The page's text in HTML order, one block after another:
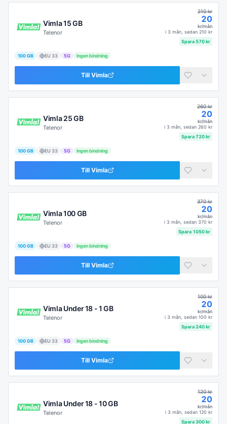
Vimla 15 GB
Telenor
210kr
20
kr/mån
i 3 mån , sedan 210 kr
Spara570kr
100 GB EU 33 5G Ingen bindning
Till Vimla
Vimla 25 GB
Telenor
260kr
20
kr/mån
i 3 mån , sedan 260 kr
Spara720kr
100 GB EU 33 5G Ingen bindning
Till Vimla
Vimla 100 GB
Telenor
370kr
20
kr/mån
i 3 mån , sedan 370 kr
Spara 1050kr
100 GB EU 33 5G Ingen bindning
Till Vimla
Vimla Under 18 - 1 GB
Telenor
100kr
20
kr/mån
i 3 mån , sedan 100 kr
Spara240kr
100 GB EU 33 5G Ingen bindning
Till Vimla
Vimla Under 18 - 10 GB
Telenor
120kr
20
kr/mån
i 3 mån , sedan 120 kr
Spara300kr